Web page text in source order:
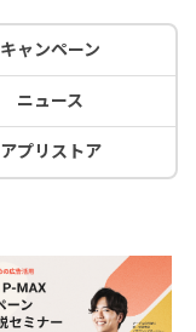
キャンペーン
ニュース
アプリストア